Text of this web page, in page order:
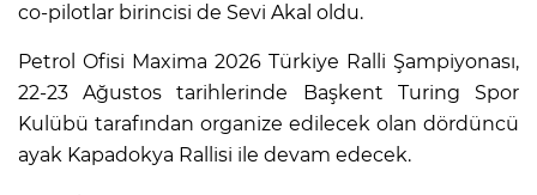
co-pilotlar birincisi de Sevi Akal oldu.
Petrol Ofisi Maxima 2026 Türkiye Ralli Şampiyonası,
22-23 Ağustos tarihlerinde Başkent Turing Spor
Kulübü tarafından organize edilecek olan dördüncü
ayak Kapadokya Rallisi ile devam edecek.